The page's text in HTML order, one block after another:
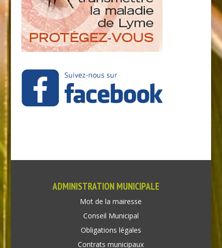
ADMINISTRATION MUNICIPALE
Mot de la mairesse
Conseil Municipal
Obligations légales
Contrats municipaux